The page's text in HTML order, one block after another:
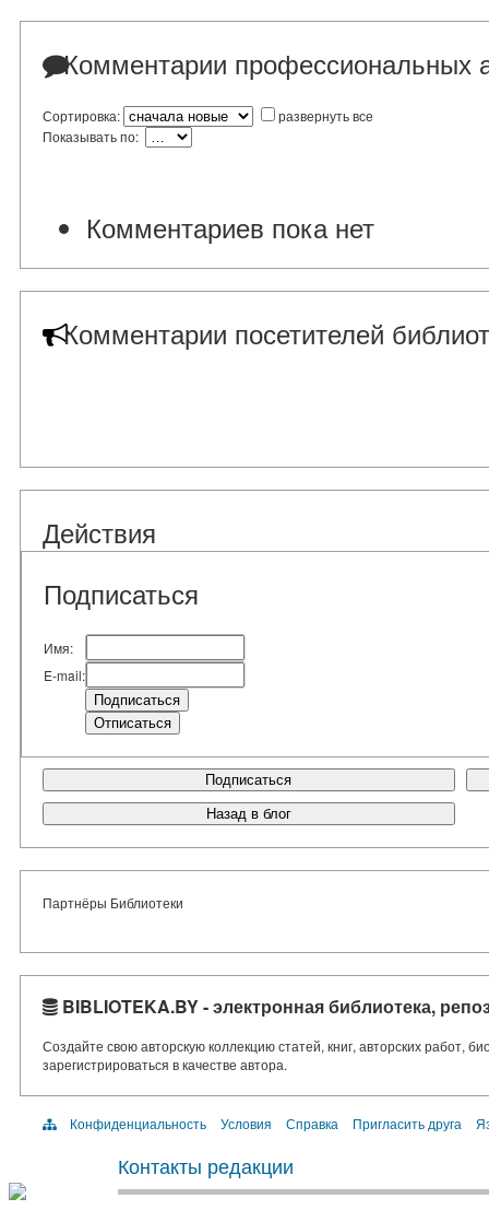
Комментарии профессиональных
Сортировка:
развернуть все
Показывать по:
Комментариев пока нет
Комментарии посетителей
Действия
Подписаться
Имя:
E-mail:
Подписаться
Назад в блог
Партнёры Библиотеки
BIBLIOTEKA.BY - электронная библиотека,
Создайте свою авторскую коллекцию статей, книг, авторских работ,
зарегистрироваться в качестве автора.
Конфиденциальность Условия Справка Пригласить друга
Контакты редакции